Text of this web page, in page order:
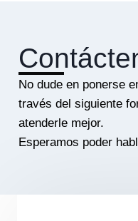
No dude en ponerse
través del siguiente
atenderle mejor.
Esperamos poder